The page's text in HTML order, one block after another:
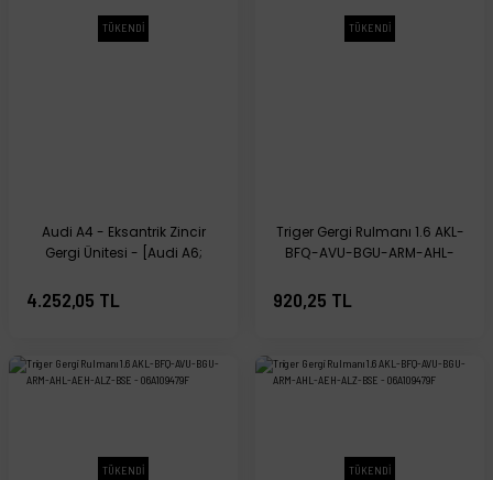
TÜKENDİ
Audi A4 - Eksantrik Zincir
Gergi Ünitesi - [Audi A6;
Superb] - 078109088H
4.252,05 TL
TÜKENDİ
Triger Gergi Rulmanı 1.6 AKL-
BFQ-AVU-BGU-ARM-AHL-
Skoda Octavia; Volkswagen
Passat] - 06A109479F
920,25 TL
TÜKENDİ TÜKENDİ